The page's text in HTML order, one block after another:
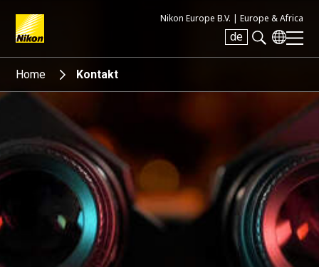
Nikon Europe B.V. | Europe & Africa
de
Search keyword(s)
Home Kontakt